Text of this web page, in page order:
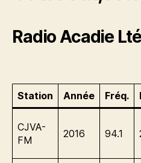
Radio Acadie
Station Année Fréq.
CJVA-
FM
2016 94.1